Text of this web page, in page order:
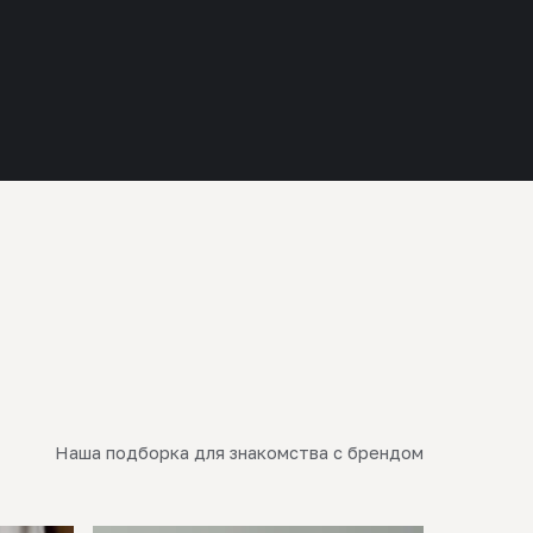
Наша подборка для знакомства с брендом